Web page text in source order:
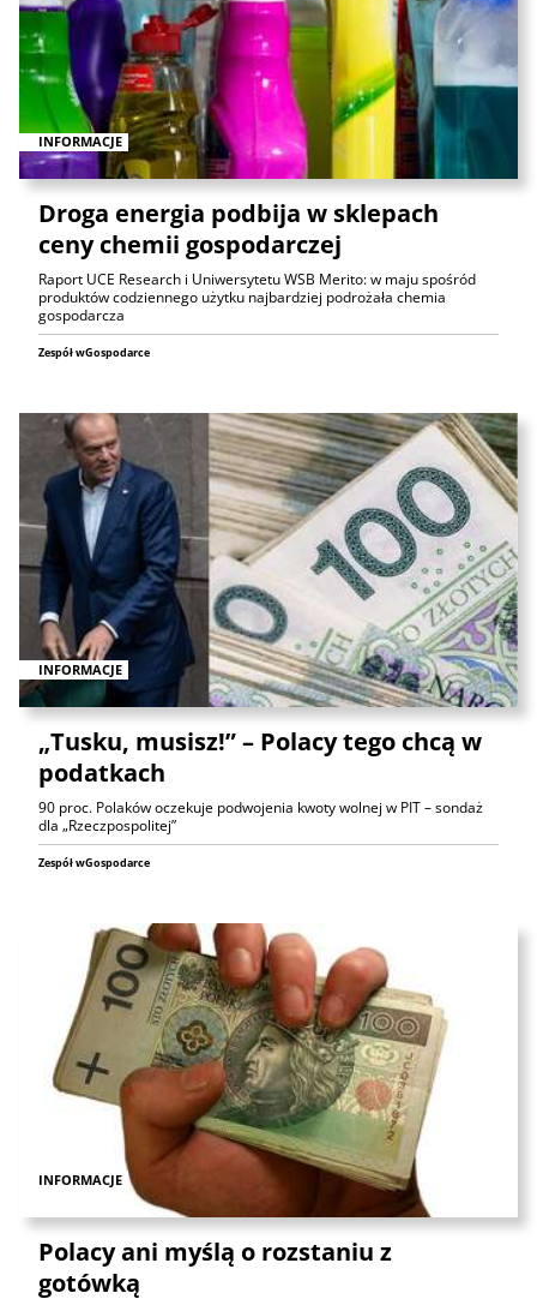
INFORMACJE
Droga energia podbija w sklepach
ceny chemii gospodarczej
Raport UCE Research i Uniwersytetu WSB Merito: w maju spośród
produktów codziennego użytku najbardziej podrożała chemia
gospodarcza
Zespół wGospodarce
INFORMACJE
„Tusku, musisz!” – Polacy tego chcą w
podatkach
90 proc. Polaków oczekuje podwojenia kwoty wolnej w PIT – sondaż
dla „Rzeczpospolitej”
Zespół wGospodarce
INFORMACJE
Polacy ani myślą o rozstaniu z
gotówką